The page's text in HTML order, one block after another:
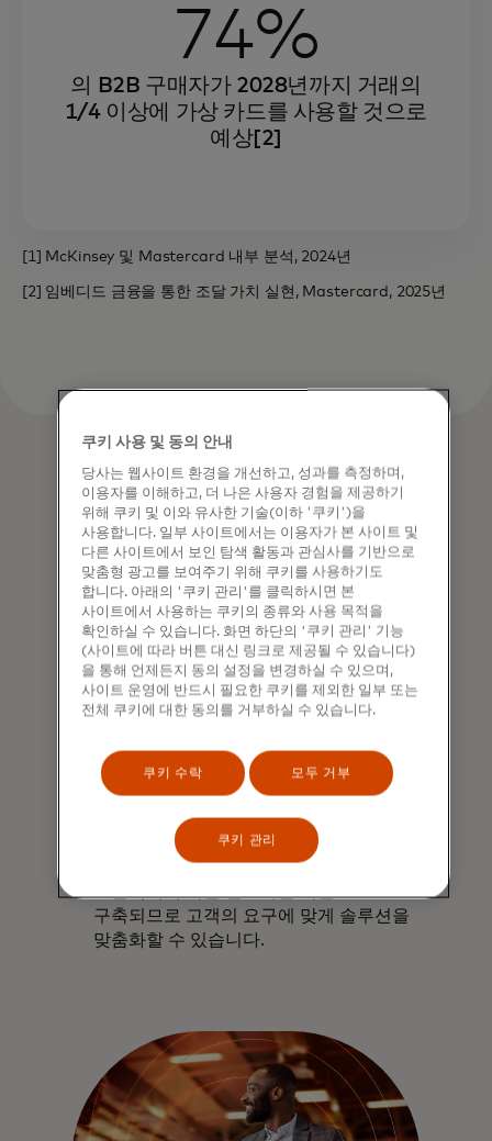
74%
의 B2B 구매자가 2028년까지 거래의
1/4 이상에 가상 카드를 사용할 것으로
예상[2]
[1] McKinsey 및 Mastercard 내부 분석, 2024년
[2] 임베디드 금융을 통한 조달 가치 실현, Mastercard, 2025년
원하는 속도로 확장하고 가맹점 관계를
강화하세요. 상업용 승인 툴킷은
구축되므로 고객의 요구에 맞게 솔루션을
맞춤화할 수 있습니다.
쿠키 사용 및 동의 안내
당사는 웹사이트 환경을 개선하고, 성과를 측정하며,
이용자를 이해하고, 더 나은 사용자 경험을 제공하기
위해 쿠키 및 이와 유사한 기술(이하 '쿠키')을
사용합니다. 일부 사이트에서는 이용자가 본 사이트 및
다른 사이트에서 보인 탐색 활동과 관심사를 기반으로
맞춤형 광고를 보여주기 위해 쿠키를 사용하기도
합니다. 아래의 '쿠키 관리'를 클릭하시면 본
사이트에서 사용하는 쿠키의 종류와 사용 목적을
확인하실 수 있습니다. 화면 하단의 '쿠키 관리' 기능
(사이트에 따라 버튼 대신 링크로 제공될 수 있습니다)
을 통해 언제든지 동의 설정을 변경하실 수 있으며,
사이트 운영에 반드시 필요한 쿠키를 제외한 일부 또는
전체 쿠키에 대한 동의를 거부하실 수 있습니다.
쿠키 수락 모두 거부
쿠키 관리